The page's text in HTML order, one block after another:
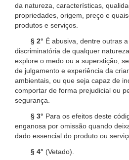
da natureza, características,
propriedades, origem, preço e
produtos e serviços.
§ 2° É abusiva, dentre outras
discriminatória de qualquer
explore o medo ou a superstição,
de julgamento e experiência da
ambientais, ou que seja capaz de
comportar de forma prejudicial ou
segurança.
§ 3° Para os efeitos deste
enganosa por omissão quando
dado essencial do produto ou
§ 4° (Vetado).